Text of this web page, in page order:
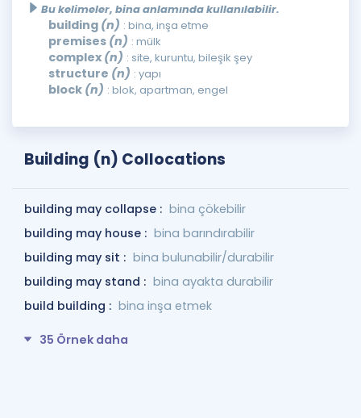
Bu kelimeler, bina anlamında kullanılabilir.
building (n) : bina, inşa etme
premises (n) : mülk
complex (n) : site, kuruntu, bileşik şey
structure (n) : yapı
block (n) : blok, apartman, engel
Building (n) Collocations
building may collapse : bina çökebilir
building may house : bina barındırabilir
building may sit : bina bulunabilir/durabilir
building may stand : bina ayakta durabilir
build building : bina inşa etmek
35 Örnek daha